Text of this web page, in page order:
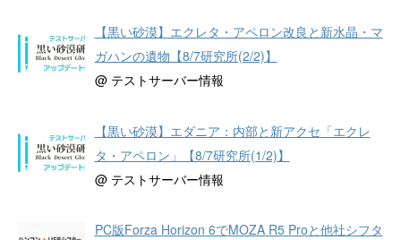
【黒い砂漠】エクレタ・アペロン改良と新水晶・マ
ガハンの遺物【8/7研究所(2/2)】
@ テストサーバー情報
【黒い砂漠】エダニア：内部と新アクセ「エクレ
タ・アペロン」【8/7研究所(1/2)】
@ テストサーバー情報
PC版Forza Horizon 6でMOZA R5 Proと他社シフタ